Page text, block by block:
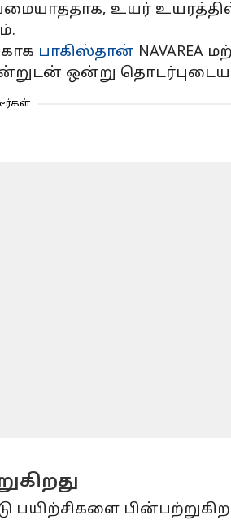
உயர்
பாகிஸ்தான் NAVAREA
ஒன்று
பயிற்சிகளை